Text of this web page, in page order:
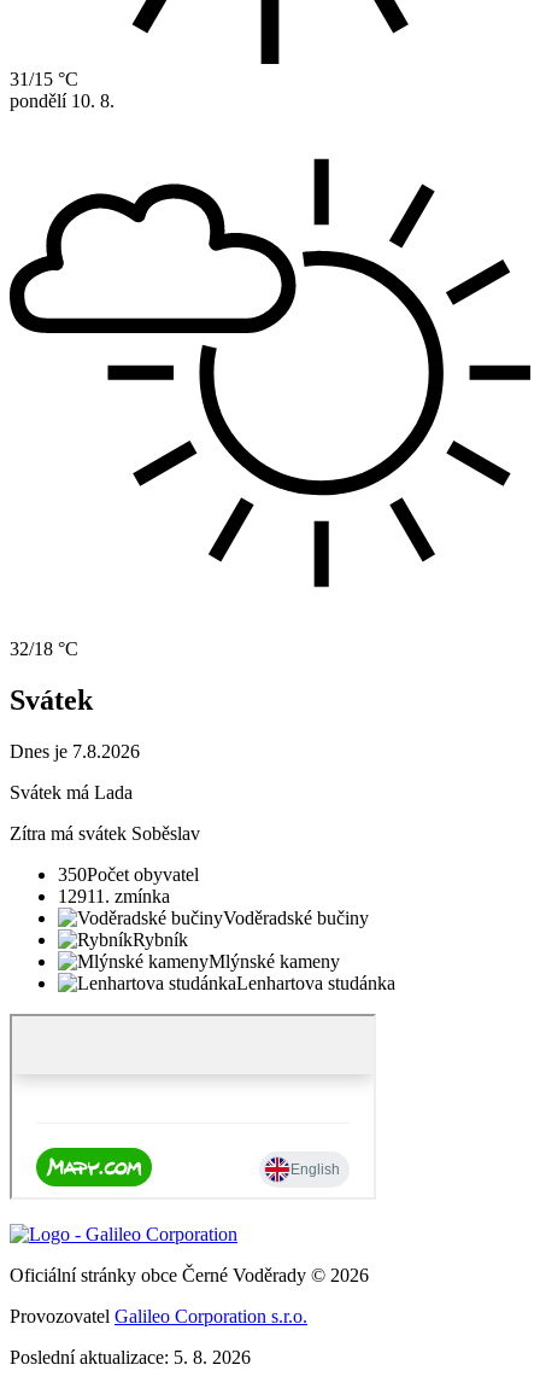
31/15 °C
pondělí 10. 8.
32/18 °C
Svátek
Dnes je 7.8.2026
Svátek má Lada
Zítra má svátek Soběslav
350Počet obyvatel
12911. zmínka
Voděradské bučiny
Rybník
Mlýnské kameny
Lenhartova studánka
Oficiální stránky obce Černé Voděrady © 2026
Provozovatel Galileo Corporation s.r.o.
Poslední aktualizace: 5. 8. 2026